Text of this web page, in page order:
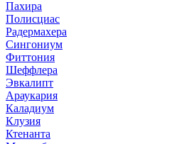
Пахира
Полисциас
Радермахера
Сингониум
Фиттония
Шеффлера
Эвкалипт
Араукария
Каладиум
Клузия
Ктенанта